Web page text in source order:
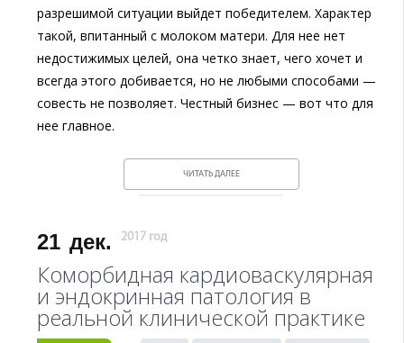
разрешимой ситуации выйдет победителем. Характер
такой, впитанный с молоком матери. Для нее нет
недостижимых целей, она четко знает, чего хочет и
всегда этого добивается, но не любыми способами —
совесть не позволяет. Честный бизнес — вот что для
нее главное.
ЧИТАТЬ ДАЛЕЕ
21 дек. 2017 год
Коморбидная кардиоваскулярная
и эндокринная патология в
реальной клинической практике